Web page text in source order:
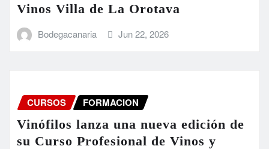
Vinos Villa de La Orotava
Bodegacanaria Jun 22, 2026
CURSOS FORMACION
Vinófilos lanza una nueva edición de
su Curso Profesional de Vinos y